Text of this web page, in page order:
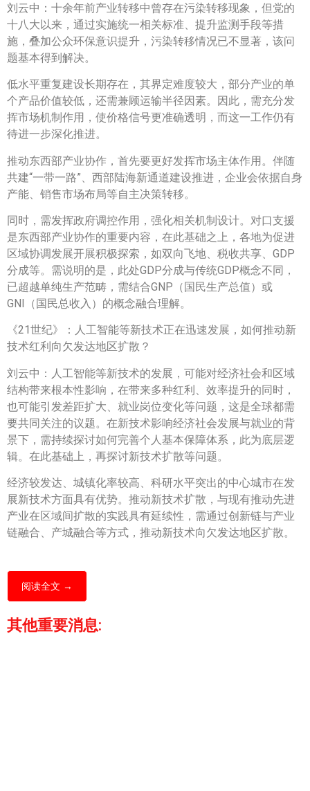
刘云中：十余年前产业转移中曾存在污染转移现象，但党的
十八大以来，通过实施统一相关标准、提升监测手段等措
施，叠加公众环保意识提升，污染转移情况已不显著，该问
题基本得到解决。
低水平重复建设长期存在，其界定难度较大，部分产业的单
个产品价值较低，还需兼顾运输半径因素。因此，需充分发
挥市场机制作用，使价格信号更准确透明，而这一工作仍有
待进一步深化推进。
推动东西部产业协作，首先要更好发挥市场主体作用。伴随
共建“一带一路”、西部陆海新通道建设推进，企业会依据自身
产能、销售市场布局等自主决策转移。
同时，需发挥政府调控作用，强化相关机制设计。对口支援
是东西部产业协作的重要内容，在此基础之上，各地为促进
区域协调发展开展积极探索，如双向飞地、税收共享、GDP
分成等。需说明的是，此处GDP分成与传统GDP概念不同，
已超越单纯生产范畴，需结合GNP（国民生产总值）或
GNI（国民总收入）的概念融合理解。
《21世纪》：人工智能等新技术正在迅速发展，如何推动新
技术红利向欠发达地区扩散？
刘云中：人工智能等新技术的发展，可能对经济社会和区域
结构带来根本性影响，在带来多种红利、效率提升的同时，
也可能引发差距扩大、就业岗位变化等问题，这是全球都需
要共同关注的议题。在新技术影响经济社会发展与就业的背
景下，需持续探讨如何完善个人基本保障体系，此为底层逻
辑。在此基础上，再探讨新技术扩散等问题。
经济较发达、城镇化率较高、科研水平突出的中心城市在发
展新技术方面具有优势。推动新技术扩散，与现有推动先进
产业在区域间扩散的实践具有延续性，需通过创新链与产业
链融合、产城融合等方式，推动新技术向欠发达地区扩散。
阅读全文 →
其他重要消息: